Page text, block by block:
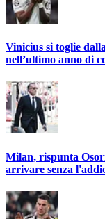
Vinicius si toglie
nell’ultimo anno di
Milan, rispunta
arrivare senza